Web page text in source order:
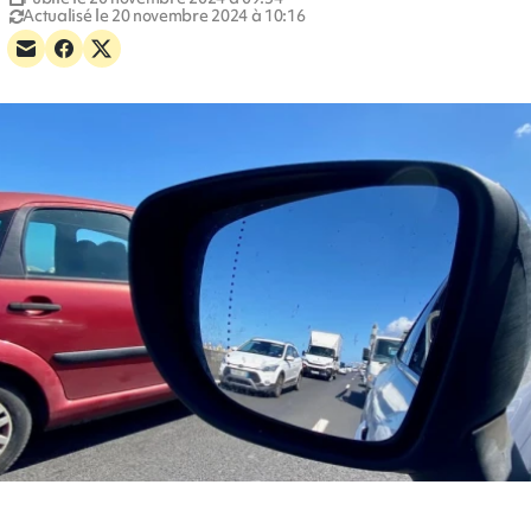
Actualisé le 20 novembre 2024 à 10:16